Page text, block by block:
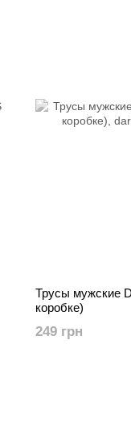
Трусы мужские
коробке)
249 грн